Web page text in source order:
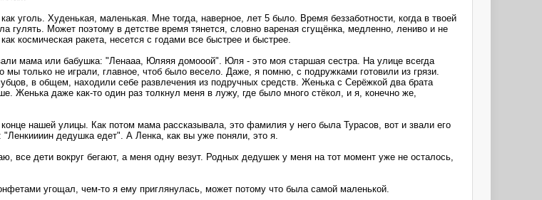
уголь. Худенькая, маленькая. Мне тогда, наверное, лет 5 было. Время беззаботности, когда в твоей
гулять. Может поэтому в детстве время тянется, словно вареная сгущёнка, медленно, лениво и не
космическая ракета, несется с годами все быстрее и быстрее.
мама или бабушка: "Ленааа, Юляяя домооой". Юля - это моя старшая сестра. На улице всегда
только не играли, главное, чтоб было весело. Даже, я помню, с подружками готовили из грязи.
в общем, находили себе развлечения из подручных средств. Женька с Серёжкой два брата
даже как-то один раз толкнул меня в лужу, где было много стёкол, и я, конечно же,
нашей улицы. Как потом мама рассказывала, это фамилия у него была Турасов, вот и звали его
дедушка едет". А Ленка, как вы уже поняли, это я.
все дети вокруг бегают, а меня одну везут. Родных дедушек у меня на тот момент уже не осталось,
угощал, чем-то я ему приглянулась, может потому что была самой маленькой.